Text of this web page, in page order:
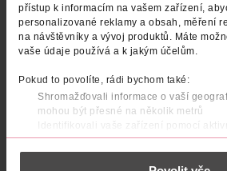
přístup k informacím na vašem zařízení,
personalizované reklamy a obsah, měření
na návštěvníky a vývoj produktů. Máte
vaše údaje používá a k jakým účelům.
Pokud to povolíte, rádi bychom také:
Shromažďovali informace o vaší
mohou být přesné na několik metrů
Identifikovali vaše zařízení pomocí
konkrétní charakteristiky (otisk prstu)
Zjistěte více o tom, jak zpracováváme vaše
Strength
White